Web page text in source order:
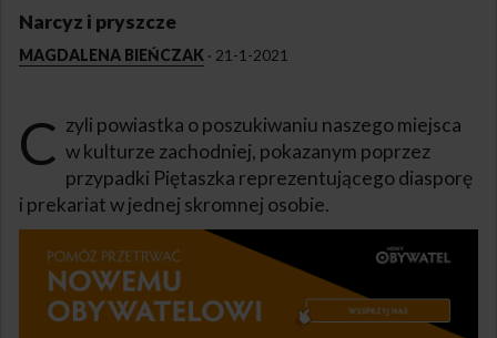
Narcyz i pryszcze
MAGDALENA BIEŃCZAK · 21-1-2021
C zyli powiastka o poszukiwaniu naszego miejsca
w kulturze zachodniej, pokazanym poprzez
przypadki Piętaszka reprezentującego diasporę
i prekariat w jednej skromnej osobie.